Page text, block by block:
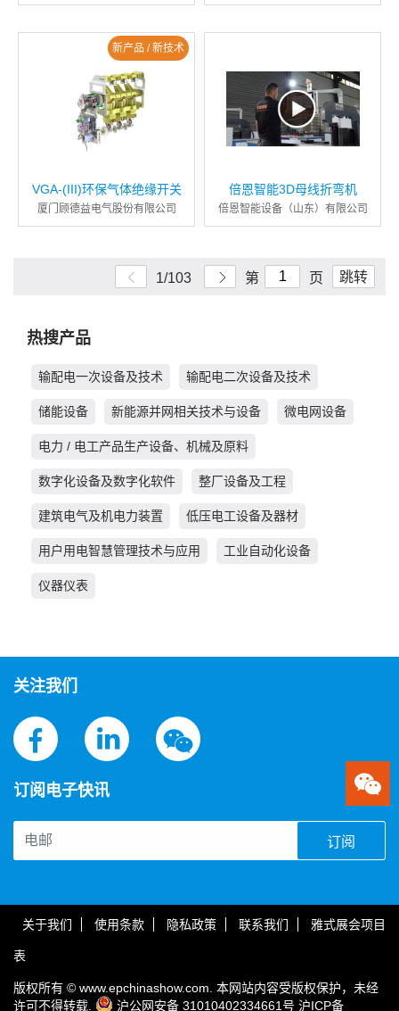
新产品 / 新技术
VGA-(III)环保气体绝缘开关
厦门顾德益电气股份有限公司
倍恩智能3D母线折弯机
倍恩智能设备（山东）有限公司
1/103 第 页 跳转
热搜产品
输配电一次设备及技术 输配电二次设备及技术
储能设备 新能源并网相关技术与设备 微电网设备
电力 / 电工产品生产设备、机械及原料
数字化设备及数字化软件 整厂设备及工程
建筑电气及机电力装置 低压电工设备及器材
用户用电智慧管理技术与应用 工业自动化设备
仪器仪表
关注我们
订阅电子快讯
订阅
关于我们 使用条款 隐私政策 联系我们 雅式展会项目
表
版权所有 © www.epchinashow.com. 本网站内容受版权保护，未经
许可不得转载.
沪公网安备 31010402334661号 沪ICP备